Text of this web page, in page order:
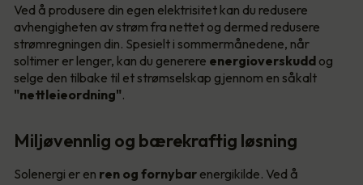
Ved å produsere din egen elektrisitet kan du redusere
avhengigheten av strøm fra nettet og dermed redusere
strømregningen din. Spesielt i sommermånedene, når
soltimer er lenger, kan du generere energioverskudd og
selge den tilbake til et strømselskap gjennom en såkalt
"nettleieordning".
Miljøvennlig og bærekraftig løsning
Solenergi er en ren og fornybar energikilde. Ved å